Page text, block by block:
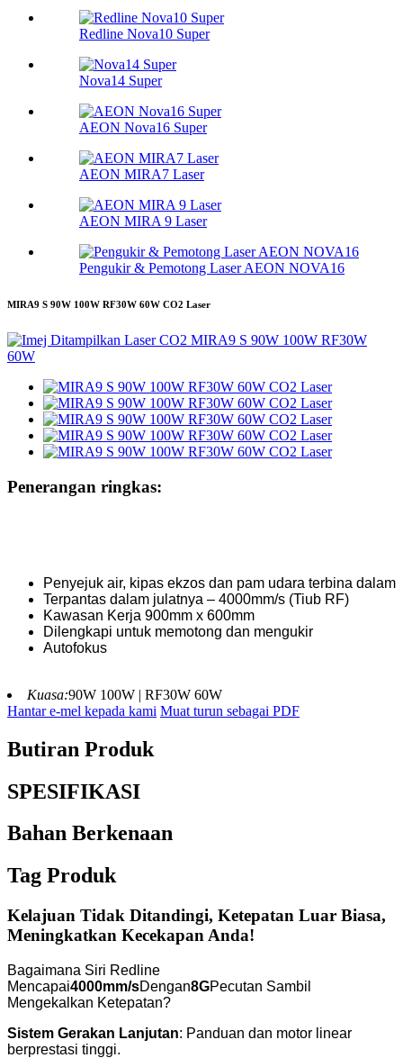
Redline Nova10 Super
Nova14 Super
AEON Nova16 Super
AEON MIRA7 Laser
AEON MIRA 9 Laser
Pengukir & Pemotong Laser AEON NOVA16
MIRA9 S 90W 100W RF30W 60W CO2 Laser
Penerangan ringkas:
Penyejuk air, kipas ekzos dan pam udara terbina dalam
Terpantas dalam julatnya – 4000mm/s (Tiub RF)
Kawasan Kerja 900mm x 600mm
Dilengkapi untuk memotong dan mengukir
Autofokus
Kuasa:90W 100W | RF30W 60W
Hantar e-mel kepada kami Muat turun sebagai PDF
Butiran Produk
SPESIFIKASI
Bahan Berkenaan
Tag Produk
Kelajuan Tidak Ditandingi, Ketepatan Luar Biasa,
Meningkatkan Kecekapan Anda!
Bagaimana Siri Redline
Mencapai4000mm/sDengan8GPecutan Sambil
Mengekalkan Ketepatan?
Sistem Gerakan Lanjutan: Panduan dan motor linear
berprestasi tinggi.